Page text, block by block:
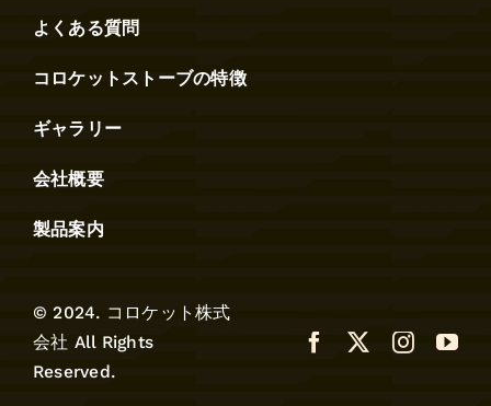
よくある質問
コロケットストーブの特徴
ギャラリー
会社概要
製品案内
© 2024. コロケット株式
会社 All Rights
Reserved.